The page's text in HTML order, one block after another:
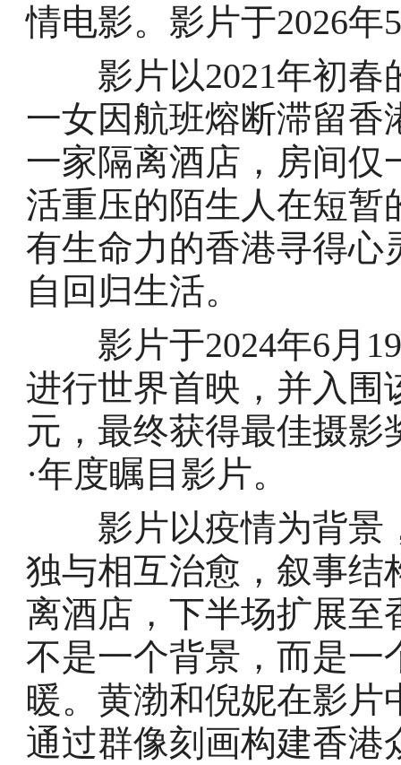
情电影。影片于2026
影片以2021年初春
一女因航班熔断滞留香
一家隔离酒店，房间仅
活重压的陌生人在短暂
有生命力的香港寻得心
自回归生活。
影片于2024年6月19
进行世界首映，并入围
元，最终获得最佳摄
·年度瞩目影片。
影片以疫情为背景
独与相互治愈，叙事结
离酒店，下半场扩展至
不是一个背景，而是一
暖。黄渤和倪妮在影
通过群像刻画构建香港